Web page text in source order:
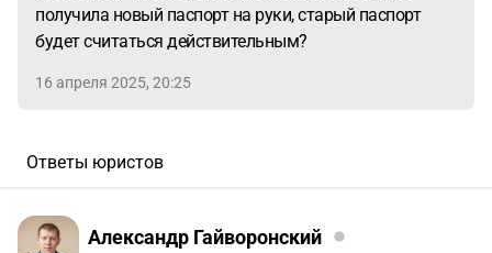
получила новый паспорт на руки, старый паспорт
будет считаться действительным?
16 апреля 2025, 20:25
Ответы юристов
Александр Гайворонский